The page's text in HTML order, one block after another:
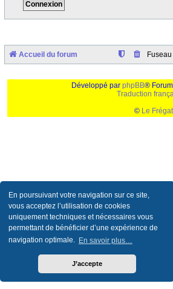
En poursuivant votre navigation sur ce site,
vous acceptez l’utilisation de cookies
uniquement techniques et nécessaires vous
permettant de bénéficier d’une expérience de
navigation optimale. En savoir plus…
J’accepte
Accueil du forum
Développé par phpBB®
Traduction
© Le